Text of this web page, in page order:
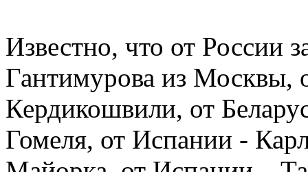
Известно, что от России
Гантимурова из Москвы,
Кердикошвили, от
Гомеля, от Испании -